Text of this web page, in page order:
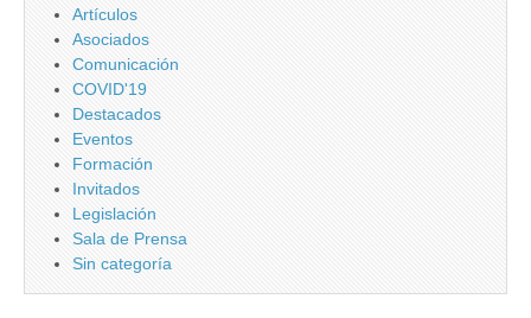
Artículos
Asociados
Comunicación
COVID'19
Destacados
Eventos
Formación
Invitados
Legislación
Sala de Prensa
Sin categoría